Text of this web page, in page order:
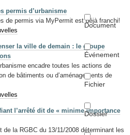
Document
Événement
Fichier
Dossier
permis d’urbanisme
de permis via MyPermit est déjà franchi!
la ville de demain : le groupe
encadre toutes les actions de
de bâtiments ou d’aménagements de
l’arrêté dit de « minime importance
de la RGBC du 13/11/2008 déterminant les